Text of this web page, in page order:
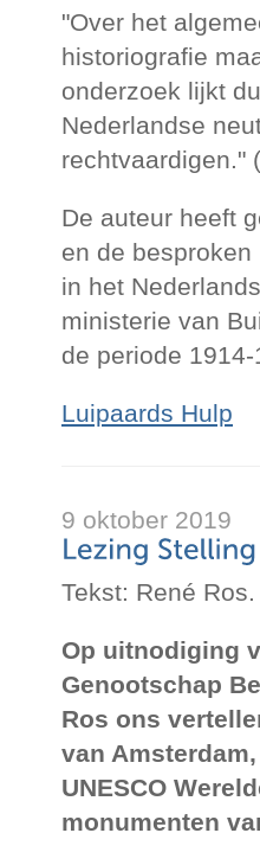
"Over het
historiografie
onderzoek lijkt
Nederlandse
rechtvaardigen."
De auteur heeft
en de
in het
ministerie van
de periode
Luipaards Hulp
9 oktober 2019
Tekst: René Ros.
Op uitnodiging
Genootschap
Ros ons
van
UNESCO
monumenten